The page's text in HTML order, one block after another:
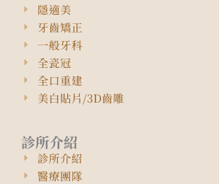
隱適美
牙齒矯正
一般牙科
全瓷冠
全口重建
美白貼片/3D齒雕
診所介紹
診所介紹
醫療團隊